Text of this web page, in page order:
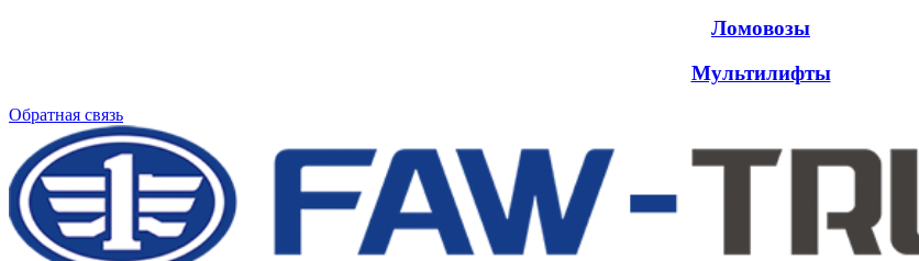
Ломовозы
Мультилифты
Обратная связь